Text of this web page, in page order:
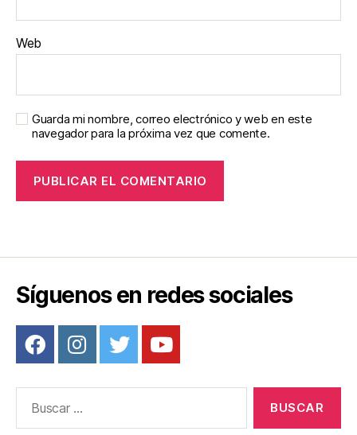
Web
Guarda mi nombre, correo electrónico y web en este
navegador para la próxima vez que comente.
Síguenos en redes sociales